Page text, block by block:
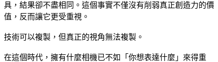
具，結果卻不盡相同。這個事實不僅沒有削弱真正創造力的價
值，反而讓它更受重視。
技術可以複製，但真正的視角無法複製。
在這個時代，擁有什麼相機已不如「你想表達什麼」來得重